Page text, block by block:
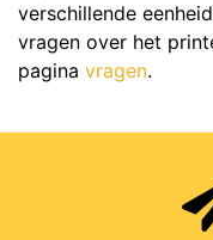
verschillende
vragen over het
pagina vragen.